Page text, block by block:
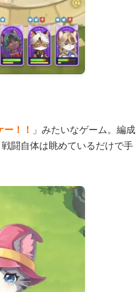
！！
」みたいなゲーム。編成
闘自体は眺めているだけで手